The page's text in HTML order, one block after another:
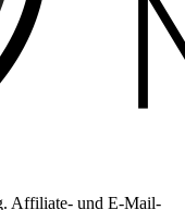
Affiliate- und E-Mail-